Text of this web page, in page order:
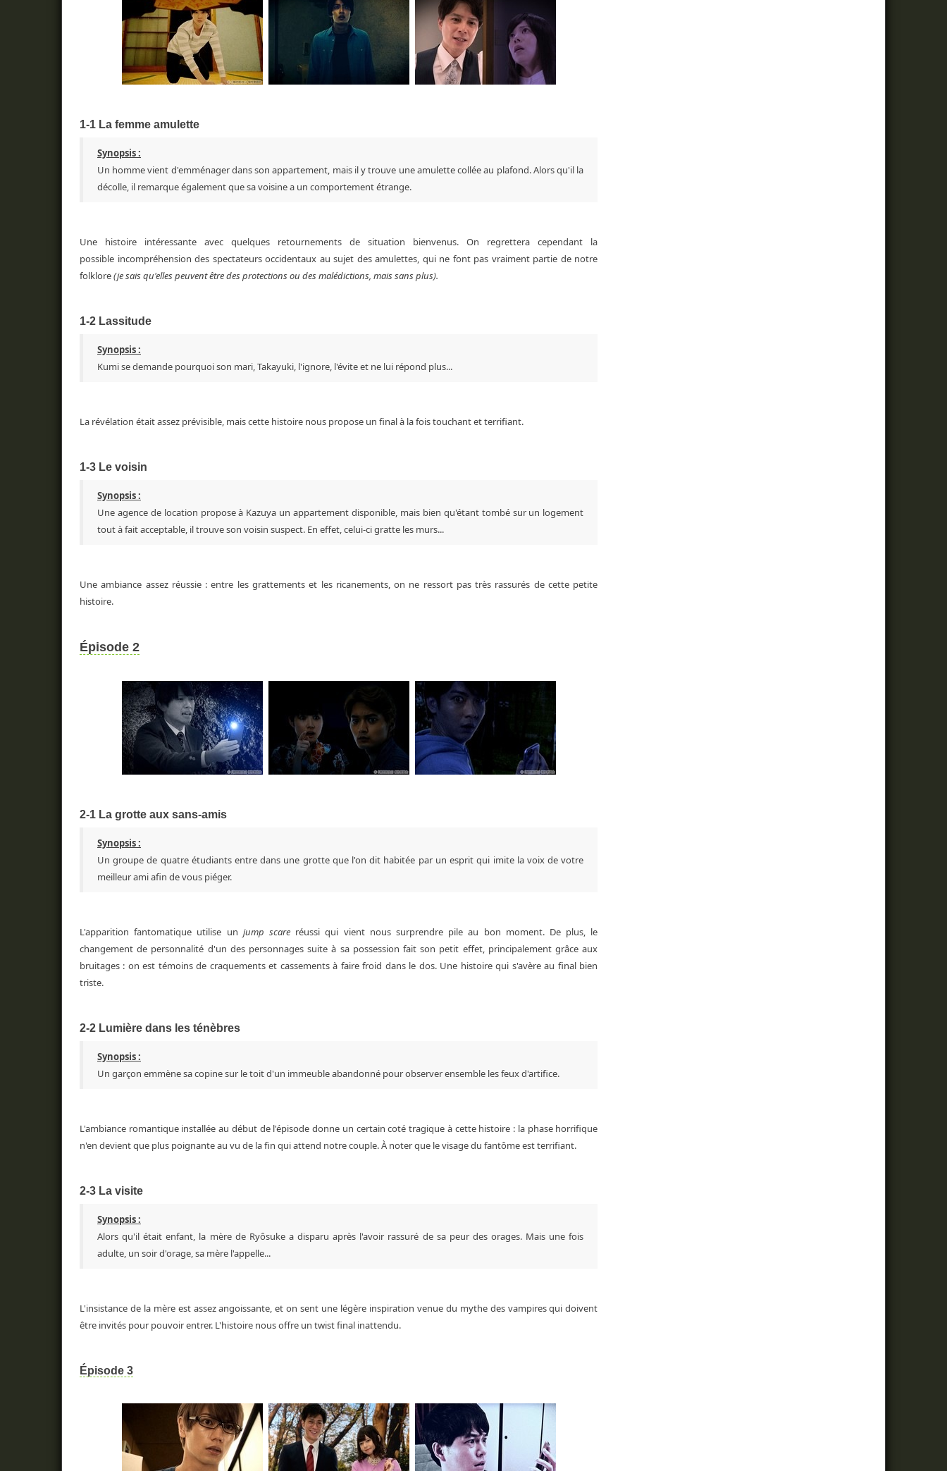
1-1 La femme amulette
Synopsis :
Un homme vient d'emménager dans son appartement, mais il y trouve une amulette collée au plafond. Alors qu'il la
décolle, il remarque également que sa voisine a un comportement étrange.
Une histoire intéressante avec quelques retournements de situation bienvenus. On regrettera cependant la
possible incompréhension des spectateurs occidentaux au sujet des amulettes, qui ne font pas vraiment partie de notre
folklore(je sais qu'elles peuvent être des protections ou des malédictions, mais sans plus).
1-2 Lassitude
Synopsis :
Kumi se demande pourquoi son mari, Takayuki, l'ignore, l'évite et ne lui répond plus...
La révélation était assez prévisible, mais cette histoire nous propose un final à la fois touchant et terrifiant.
1-3 Le voisin
Synopsis :
Une agence de location propose à Kazuya un appartement disponible, mais bien qu'étant tombé sur un logement
tout à fait acceptable, il trouve son voisin suspect. En effet, celui-ci gratte les murs...
Une ambiance assez réussie : entre les grattements et les ricanements, on ne ressort pas très rassurés de cette petite
histoire.
Épisode 2
2-1 La grotte aux sans-amis
Synopsis :
Un groupe de quatre étudiants entre dans une grotte que l'on dit habitée par un esprit qui imite la voix de votre
meilleur ami afin de vous piéger.
L'apparition fantomatique utilise un jump scare réussi qui vient nous surprendre pile au bon moment. De plus, le
changement de personnalité d'un des personnages suite à sa possession fait son petit effet, principalement grâce aux
bruitages : on est témoins de craquements et cassements à faire froid dans le dos. Une histoire qui s'avère au final bien
triste.
2-2 Lumière dans les ténèbres
Synopsis :
Un garçon emmène sa copine sur le toit d'un immeuble abandonné pour observer ensemble les feux d'artifice.
L'ambiance romantique installée au début de l'épisode donne un certain coté tragique à cette histoire : la phase horrifique
n'en devient que plus poignante au vu de la fin qui attend notre couple. À noter que le visage du fantôme est terrifiant.
2-3 La visite
Synopsis :
Alors qu'il était enfant, la mère de Ryôsuke a disparu après l'avoir rassuré de sa peur des orages. Mais une fois
adulte, un soir d'orage, sa mère l'appelle...
L'insistance de la mère est assez angoissante, et on sent une légère inspiration venue du mythe des vampires qui doivent
être invités pour pouvoir entrer. L'histoire nous offre un twist final inattendu.
Épisode 3